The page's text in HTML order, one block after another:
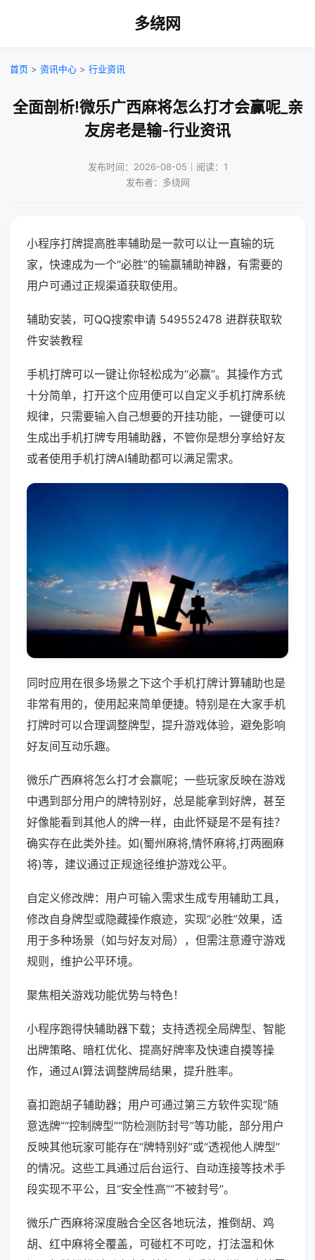
多绕网
首页 > 资讯中心 > 行业资讯
全面剖析!微乐广西麻将怎么打才会赢呢_亲
友房老是输-行业资讯
发布时间：2026-08-05｜阅读：1
发布者：多绕网
小程序打牌提高胜率辅助是一款可以让一直输的玩
家，快速成为一个“必胜”的输赢辅助神器，有需要的
用户可通过正规渠道获取使用。
辅助安装，可QQ搜索申请 549552478 进群获取软
件安装教程
手机打牌可以一键让你轻松成为“必赢”。其操作方式
十分简单，打开这个应用便可以自定义手机打牌系统
规律，只需要输入自己想要的开挂功能，一键便可以
生成出手机打牌专用辅助器，不管你是想分享给好友
或者使用手机打牌AI辅助都可以满足需求。
同时应用在很多场景之下这个手机打牌计算辅助也是
非常有用的，使用起来简单便捷。特别是在大家手机
打牌时可以合理调整牌型，提升游戏体验，避免影响
好友间互动乐趣。
微乐广西麻将怎么打才会赢呢；一些玩家反映在游戏
中遇到部分用户的牌特别好，总是能拿到好牌，甚至
好像能看到其他人的牌一样，由此怀疑是不是有挂？
确实存在此类外挂。如(蜀州麻将,情怀麻将,打两圈麻
将)等，建议通过正规途径维护游戏公平。
自定义修改牌：用户可输入需求生成专用辅助工具，
修改自身牌型或隐藏操作痕迹，实现“必胜”效果，适
用于多种场景（如与好友对局），但需注意遵守游戏
规则，维护公平环境。
聚焦相关游戏功能优势与特色！
小程序跑得快辅助器下载；支持透视全局牌型、智能
出牌策略、暗杠优化、提高好牌率及快速自摸等操
作，通过AI算法调整牌局结果，提升胜率。
喜扣跑胡子辅助器；用户可通过第三方软件实现“随
意选牌”“控制牌型”“防检测防封号”等功能，部分用户
反映其他玩家可能存在“牌特别好”或“透视他人牌型”
的情况。这些工具通过后台运行、自动连接等技术手
段实现不平公，且“安全性高”“不被封号”。
微乐广西麻将深度融合全区各地玩法，推倒胡、鸡
胡、红中麻将全覆盖，可碰杠不可吃，打法温和休